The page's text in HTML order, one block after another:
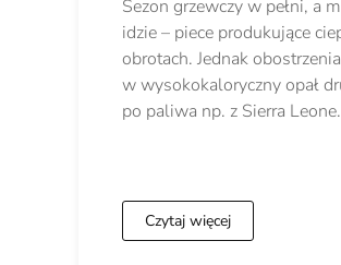
Sezon grzewczy w pełni, a
idzie – piece produkujące
obrotach. Jednak
w wysokokaloryczny opał
po paliwa np. z Sierra
Czytaj więcej